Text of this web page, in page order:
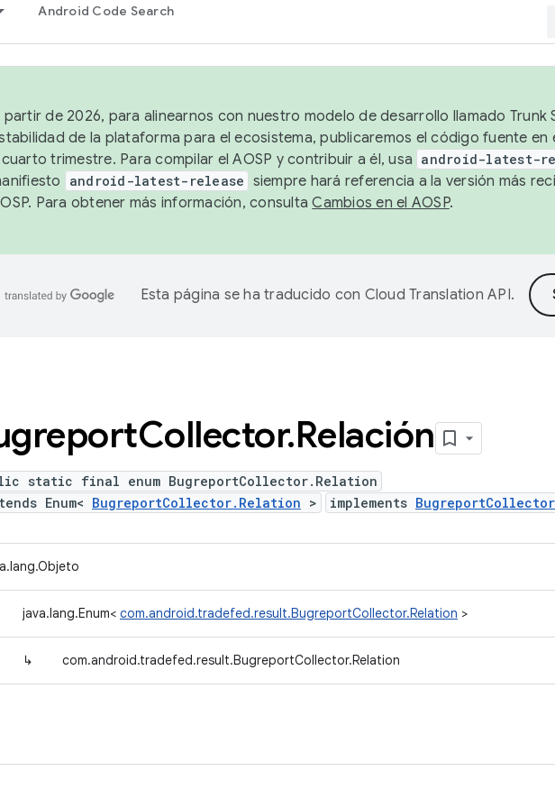
Android Code Search
partir de 2026, para alinearnos con nuestro modelo de desarrollo llamado Trunk
de la plataforma para el ecosistema, publicaremos el código fuente en
trimestre. Para compilar el AOSP y contribuir a él, usa android-latest-
android-latest-release siempre hará referencia a la versión más
Para obtener más información, consultaCambios en el AOSP.
Esta página se ha traducido con Cloud Translation API.
Collector.Relación
static final enum BugreportCollector.Relation
Enum< BugreportCollector.Relation > implements
java.lang.Enum< com.android.tradefed.result.BugreportCollector.Relation >
↳ com.android.tradefed.result.BugreportCollector.Relation